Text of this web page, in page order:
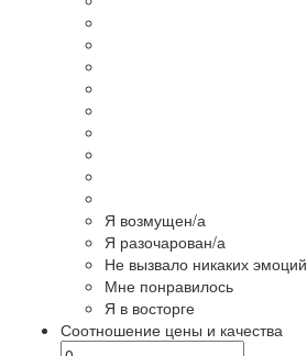
Я возмущен/а
Я разочарован/а
Не вызвало никаких эмоций
Мне понравилось
Я в восторге
Соотношение цены и качества